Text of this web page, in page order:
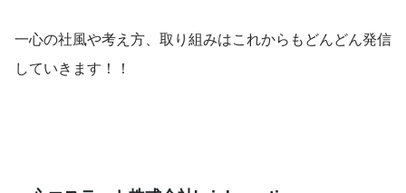
一心の社風や考え方、取り組みはこれからもどんどん発信
していきます！！